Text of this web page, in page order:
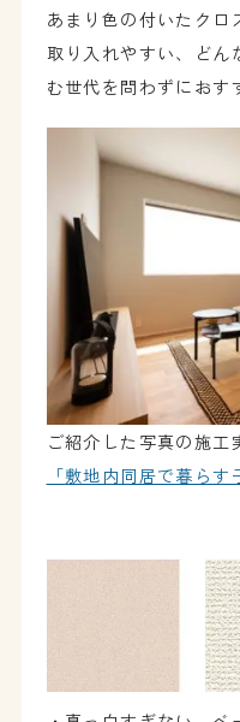
あまり色の付いたクロ
取り入れやすい、どん
む世代を問わずにおす
ご紹介した写真の施工
「敷地内同居で暮らす